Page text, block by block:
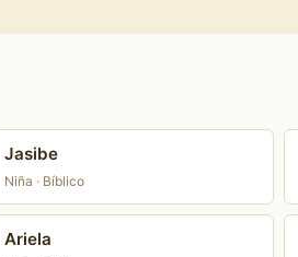
Jasibe
Niña · Bíblico
Ariela